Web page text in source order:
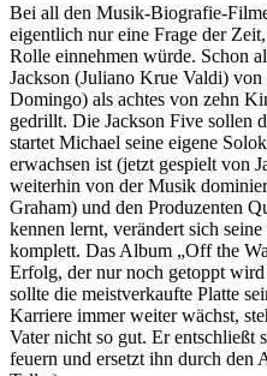
Bei all den Musik-Biografie-
eigentlich nur eine Frage der
Rolle einnehmen würde. Schon
Jackson (Juliano Krue Valdi) von
Domingo) als achtes von zehn
gedrillt. Die Jackson Five sollen
startet Michael seine eigene
erwachsen ist (jetzt gespielt von
weiterhin von der Musik
Graham) und den Produzenten
kennen lernt, verändert sich
komplett. Das Album „Off the
Erfolg, der nur noch getoppt
sollte die meistverkaufte Platte
Karriere immer weiter wächst,
Vater nicht so gut. Er entschließt
feuern und ersetzt ihn durch den